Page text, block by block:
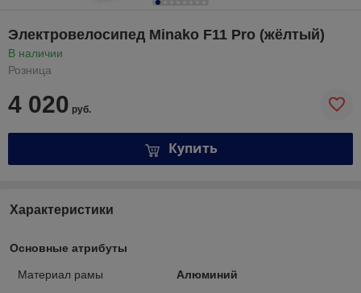
Электровелосипед Minako F11 Pro (жёлтый)
В наличии
Розница
4 020 руб.
Купить
Характеристики
Основные атрибуты
Материал рамы Алюминий